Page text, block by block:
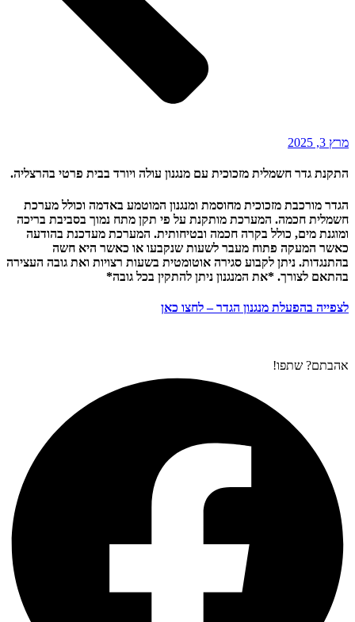
מרץ 3, 2025
התקנת גדר חשמלית מזכוכית עם מנגנון עולה ויורד בבית פרטי בהרצליה.
הגדר מורכבת מזכוכית מחוסמת ומנגנון המוטמע באדמה וכולל מערכת
חשמלית חכמה. המערכת מותקנת על פי תקן מתח נמוך בסביבת בריכה
ומוגנת מים, כולל בקרה חכמה ובטיחותית. המערכת מעדכנת בהודעה
כאשר המעקה פתוח מעבר לשעות שנקבעו או כאשר היא חשה
בהתנגדות. ניתן לקבוע סגירה אוטומטית בשעות רצויות ואת גובה העצירה
בהתאם לצורך. *את המנגנון ניתן להתקין בכל גובה*
לצפייה בהפעלת מנגנון הגדר – לחצו כאן
אהבתם? שתפו!